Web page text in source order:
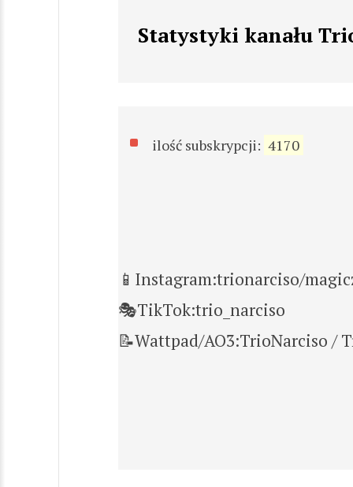
Statystyki kanału
ilość subskrypcji: 4170
📱Instagram:trionarciso/
🎭TikTok:trio_narciso
📝Wattpad/AO3:TrioNarciso /